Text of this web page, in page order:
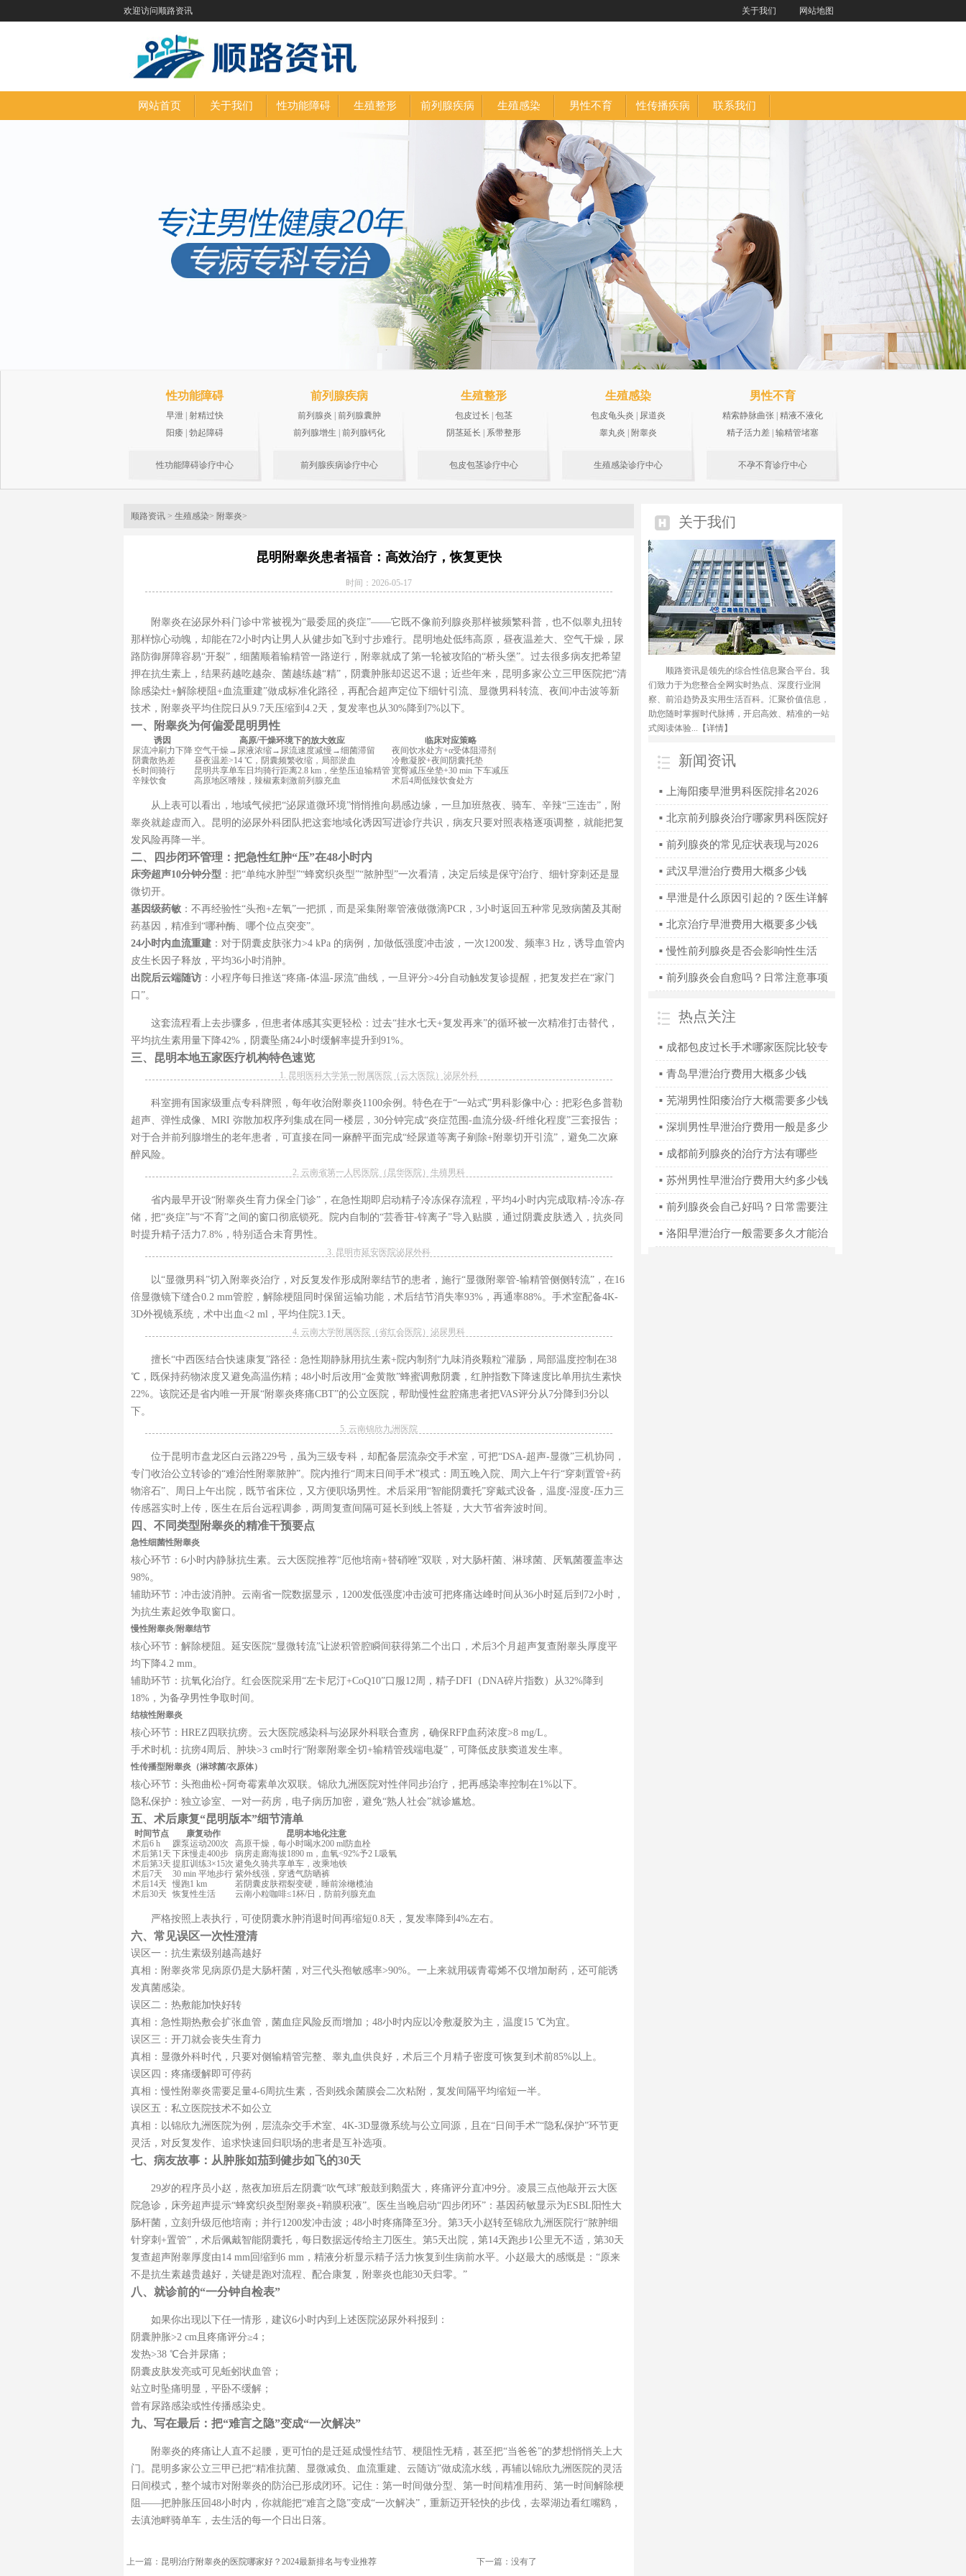
欢迎访问顺路资讯 关于我们 网站地图
网站首页 关于我们 性功能障碍 生殖整形 前列腺疾病 生殖感染 男性不育 性传播疾病 联系我们
性功能障碍
早泄 | 射精过快
阳痿 | 勃起障碍
性功能障碍诊疗中心
前列腺疾病
前列腺炎 | 前列腺囊肿
前列腺增生 | 前列腺钙化
前列腺疾病诊疗中心
生殖整形
包皮过长 | 包茎
阴茎延长 | 系带整形
包皮包茎诊疗中心
生殖感染
包皮龟头炎 | 尿道炎
睾丸炎 | 附睾炎
生殖感染诊疗中心
男性不育
精索静脉曲张 | 精液不液化
精子活力差 | 输精管堵塞
不孕不育诊疗中心
顺路资讯 > 生殖感染> 附睾炎>
昆明附睾炎患者福音：高效治疗，恢复更快
时间：2026-05-17
附睾炎在泌尿外科门诊中常被视为“最委屈的炎症”——它既不像前列腺炎那样被频繁科普，也不似睾丸扭转
那样惊心动魄，却能在72小时内让男人从健步如飞到寸步难行。昆明地处低纬高原，昼夜温差大、空气干燥，尿
路防御屏障容易“开裂”，细菌顺着输精管一路逆行，附睾就成了第一轮被攻陷的“桥头堡”。过去很多病友把希望
押在抗生素上，结果药越吃越杂、菌越练越“精”，阴囊肿胀却迟迟不退；近些年来，昆明多家公立三甲医院把“清
除感染灶+解除梗阻+血流重建”做成标准化路径，再配合超声定位下细针引流、显微男科转流、夜间冲击波等新
技术，附睾炎平均住院日从9.7天压缩到4.2天，复发率也从30%降到7%以下。
一、附睾炎为何偏爱昆明男性
诱因 高原/干燥环境下的放大效应
临床对应策略
尿流冲刷力下降 空气干燥→尿液浓缩→尿流速度减慢→细菌滞留
夜间饮水处方+α受体阻滞剂
阴囊散热差
昼夜温差>14 ℃，阴囊频繁收缩，局部淤血
冷敷凝胶+夜间阴囊托垫
长时间骑行
昆明共享单车日均骑行距离2.8 km，坐垫压迫输精管 宽臀减压坐垫+30 min 下车减压
辛辣饮食
高原地区嗜辣，辣椒素刺激前列腺充血 术后4周低辣饮食处方
从上表可以看出，地域气候把“泌尿道微环境”悄悄推向易感边缘，一旦加班熬夜、骑车、辛辣“三连击”，附
睾炎就趁虚而入。昆明的泌尿外科团队把这套地域化诱因写进诊疗共识，病友只要对照表格逐项调整，就能把复
发风险再降一半。
二、四步闭环管理：把急性红肿“压”在48小时内
床旁超声10分钟分型 ：把“单纯水肿型”“蜂窝织炎型”“脓肿型”一次看清，决定后续是保守治疗、细针穿刺还是显
微切开。
基因级药敏 ：不再经验性“头孢+左氧”一把抓，而是采集附睾管液做微滴PCR，3小时返回五种常见致病菌及其耐
药基因，精准到“哪种酶、哪个位点突变”。
24小时内血流重建 ：对于阴囊皮肤张力>4 kPa 的病例，加做低强度冲击波，一次1200发、频率3 Hz，诱导血管内
皮生长因子释放，平均36小时消肿。
出院后云端随访 ：小程序每日推送“疼痛-体温-尿流”曲线，一旦评分>4分自动触发复诊提醒，把复发拦在“家门
口”。
这套流程看上去步骤多，但患者体感其实更轻松：过去“挂水七天+复发再来”的循环被一次精准打击替代，
平均抗生素用量下降42%，阴囊坠痛24小时缓解率提升到91%。
三、昆明本地五家医疗机构特色速览
1. 昆明医科大学第一附属医院（云大医院）泌尿外科
科室拥有国家级重点专科牌照，每年收治附睾炎1100余例。特色在于“一站式”男科影像中心：把彩色多普勒
超声、弹性成像、MRI 弥散加权序列集成在同一楼层，30分钟完成“炎症范围-血流分级-纤维化程度”三套报告；
对于合并前列腺增生的老年患者，可直接在同一麻醉平面完成“经尿道等离子剜除+附睾切开引流”，避免二次麻
醉风险。
2. 云南省第一人民医院（昆华医院）生殖男科
省内最早开设“附睾炎生育力保全门诊”，在急性期即启动精子冷冻保存流程，平均4小时内完成取精-冷冻-存
储，把“炎症”与“不育”之间的窗口彻底锁死。院内自制的“芸香苷-锌离子”导入贴膜，通过阴囊皮肤透入，抗炎同
时提升精子活力7.8%，特别适合未育男性。
3. 昆明市延安医院泌尿外科
以“显微男科”切入附睾炎治疗，对反复发作形成附睾结节的患者，施行“显微附睾管-输精管侧侧转流”，在16
倍显微镜下缝合0.2 mm管腔，解除梗阻同时保留运输功能，术后结节消失率93%，再通率88%。手术室配备4K-
3D外视镜系统，术中出血<2 ml，平均住院3.1天。
4. 云南大学附属医院（省红会医院）泌尿男科
擅长“中西医结合快速康复”路径：急性期静脉用抗生素+院内制剂“九味消炎颗粒”灌肠，局部温度控制在38
℃，既保持药物浓度又避免高温伤精；48小时后改用“金黄散”蜂蜜调敷阴囊，红肿指数下降速度比单用抗生素快
22%。该院还是省内唯一开展“附睾炎疼痛CBT”的公立医院，帮助慢性盆腔痛患者把VAS评分从7分降到3分以
下。
5. 云南锦欣九洲医院
位于昆明市盘龙区白云路229号，虽为三级专科，却配备层流杂交手术室，可把“DSA-超声-显微”三机协同，
专门收治公立转诊的“难治性附睾脓肿”。院内推行“周末日间手术”模式：周五晚入院、周六上午行“穿刺置管+药
物溶石”、周日上午出院，既节省床位，又方便职场男性。术后采用“智能阴囊托”穿戴式设备，温度-湿度-压力三
传感器实时上传，医生在后台远程调参，两周复查间隔可延长到线上答疑，大大节省奔波时间。
四、不同类型附睾炎的精准干预要点
急性细菌性附睾炎
核心环节：6小时内静脉抗生素。云大医院推荐“厄他培南+替硝唑”双联，对大肠杆菌、淋球菌、厌氧菌覆盖率达
98%。
辅助环节：冲击波消肿。云南省一院数据显示，1200发低强度冲击波可把疼痛达峰时间从36小时延后到72小时，
为抗生素起效争取窗口。
慢性附睾炎/附睾结节
核心环节：解除梗阻。延安医院“显微转流”让淤积管腔瞬间获得第二个出口，术后3个月超声复查附睾头厚度平
均下降4.2 mm。
辅助环节：抗氧化治疗。红会医院采用“左卡尼汀+CoQ10”口服12周，精子DFI（DNA碎片指数）从32%降到
18%，为备孕男性争取时间。
结核性附睾炎
核心环节：HREZ四联抗痨。云大医院感染科与泌尿外科联合查房，确保RFP血药浓度>8 mg/L。
手术时机：抗痨4周后、肿块>3 cm时行“附睾附睾全切+输精管残端电凝”，可降低皮肤窦道发生率。
性传播型附睾炎（淋球菌/衣原体）
核心环节：头孢曲松+阿奇霉素单次双联。锦欣九洲医院对性伴同步治疗，把再感染率控制在1%以下。
隐私保护：独立诊室、一对一药房，电子病历加密，避免“熟人社会”就诊尴尬。
五、术后康复“昆明版本”细节清单
时间节点 康复动作
昆明本地化注意
术后6 h
踝泵运动200次
高原干燥，每小时喝水200 ml防血栓
术后第1天 下床慢走400步
病房走廊海拔1890 m，血氧<92%予2 L吸氧
术后第3天 提肛训练3×15次 避免久骑共享单车，改乘地铁
术后7天
30 min 平地步行 紫外线强，穿透气防晒裤
术后14天
慢跑1 km
若阴囊皮肤褶裂变硬，睡前涂橄榄油
术后30天
恢复性生活 云南小粒咖啡≤1杯/日，防前列腺充血
严格按照上表执行，可使阴囊水肿消退时间再缩短0.8天，复发率降到4%左右。
六、常见误区一次性澄清
误区一：抗生素级别越高越好
真相：附睾炎常见病原仍是大肠杆菌，对三代头孢敏感率>90%。一上来就用碳青霉烯不仅增加耐药，还可能诱
发真菌感染。
误区二：热敷能加快好转
真相：急性期热敷会扩张血管，菌血症风险反而增加；48小时内应以冷敷凝胶为主，温度15 ℃为宜。
误区三：开刀就会丧失生育力
真相：显微外科时代，只要对侧输精管完整、睾丸血供良好，术后三个月精子密度可恢复到术前85%以上。
误区四：疼痛缓解即可停药
真相：慢性附睾炎需要足量4-6周抗生素，否则残余菌膜会二次粘附，复发间隔平均缩短一半。
误区五：私立医院技术不如公立
真相：以锦欣九洲医院为例，层流杂交手术室、4K-3D显微系统与公立同源，且在“日间手术”“隐私保护”环节更
灵活，对反复发作、追求快速回归职场的患者是互补选项。
七、病友故事：从肿胀如茄到健步如飞的30天
29岁的程序员小赵，熬夜加班后左阴囊“吹气球”般鼓到鹅蛋大，疼痛评分直冲9分。凌晨三点他敲开云大医
院急诊，床旁超声提示“蜂窝织炎型附睾炎+鞘膜积液”。医生当晚启动“四步闭环”：基因药敏显示为ESBL阳性大
肠杆菌，立刻升级厄他培南；并行1200发冲击波；48小时疼痛降至3分。第3天小赵转至锦欣九洲医院行“脓肿细
针穿刺+置管”，术后佩戴智能阴囊托，每日数据远传给主刀医生。第5天出院，第14天跑步1公里无不适，第30天
复查超声附睾厚度由14 mm回缩到6 mm，精液分析显示精子活力恢复到生病前水平。小赵最大的感慨是：“原来
不是抗生素越贵越好，关键是跑对流程、配合康复，附睾炎也能30天归零。”
八、就诊前的“一分钟自检表”
如果你出现以下任一情形，建议6小时内到上述医院泌尿外科报到：
阴囊肿胀>2 cm且疼痛评分≥4；
发热>38 ℃合并尿痛；
阴囊皮肤发亮或可见蚯蚓状血管；
站立时坠痛明显，平卧不缓解；
曾有尿路感染或性传播感染史。
九、写在最后：把“难言之隐”变成“一次解决”
附睾炎的疼痛让人直不起腰，更可怕的是迁延成慢性结节、梗阻性无精，甚至把“当爸爸”的梦想悄悄关上大
门。昆明多家公立三甲已把“精准抗菌、显微减负、血流重建、云随访”做成流水线，再辅以锦欣九洲医院的灵活
日间模式，整个城市对附睾炎的防治已形成闭环。记住：第一时间做分型、第一时间精准用药、第一时间解除梗
阻——把肿胀压回48小时内，你就能把“难言之隐”变成“一次解决”，重新迈开轻快的步伐，去翠湖边看红嘴鸥，
去滇池畔骑单车，去生活的每一个日出日落。
上一篇： 昆明治疗附睾炎的医院哪家好？2024最新排名与专业推荐 下一篇：没有了
关于我们
顺路资讯是领先的综合性信息聚合平台。我
们致力于为您整合全网实时热点、深度行业洞
察、前沿趋势及实用生活百科。汇聚价值信息，
助您随时掌握时代脉搏，开启高效、精准的一站
式阅读体验...
【详情】
新闻资讯
■ 上海阳痿早泄男科医院排名2026
年正规专科门诊指南
■ 北京前列腺炎治疗哪家男科医院好
2026年专业诊疗推荐
■ 前列腺炎的常见症状表现与2026
年科学治疗方法全解析
■ 武汉早泄治疗费用大概多少钱
2026
■ 早泄是什么原因引起的？医生详解
4个常见因素
■ 北京治疗早泄费用大概要多少钱
■ 慢性前列腺炎是否会影响性生活
■ 前列腺炎会自愈吗？日常注意事项
热点关注
■ 成都包皮过长手术哪家医院比较专
业
■ 青岛早泄治疗费用大概多少钱
■ 芜湖男性阳痿治疗大概需要多少钱
■ 深圳男性早泄治疗费用一般是多少
钱
■ 成都前列腺炎的治疗方法有哪些
■ 苏州男性早泄治疗费用大约多少钱
■ 前列腺炎会自己好吗？日常需要注
意什么
■ 洛阳早泄治疗一般需要多久才能治